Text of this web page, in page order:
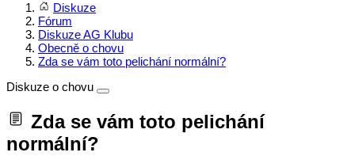
Diskuze
Fórum
Diskuze AG Klubu
Obecně o chovu
Zda se vám toto pelichání normální?
Diskuze o chovu
Zda se vám toto pelichání
normální?